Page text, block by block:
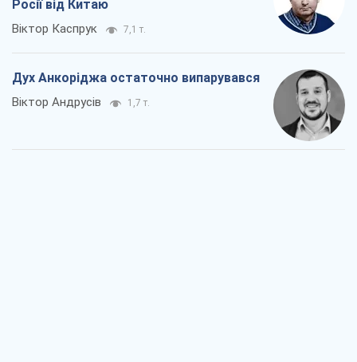
Росії від Китаю
Віктор Каспрук 7,1 т.
Дух Анкоріджа остаточно випарувався
Віктор Андрусів 1,7 т.